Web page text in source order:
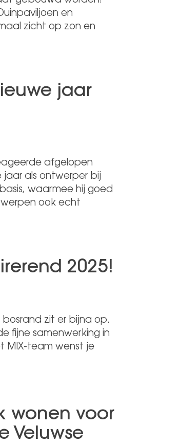
en
zicht op zon en
jaar
afgelopen
als ontwerper bij
waarmee hij goed
ook echt
2025!
zit er bijna op.
fijne samenwerking in
MIX-team wenst je
wonen voor
Veluwse